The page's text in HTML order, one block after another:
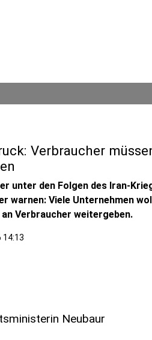
Verbraucher
unter den Folgen des Iran-
warnen: Viele Unternehmen
Verbraucher weitergeben.
14:13
Neubaur